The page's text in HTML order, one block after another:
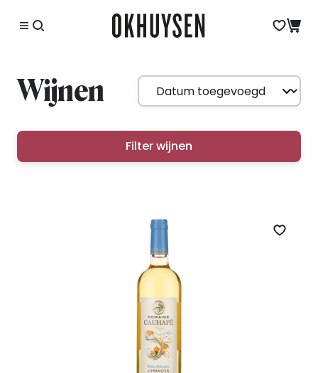
Wijnen
Filter wijnen
Zet